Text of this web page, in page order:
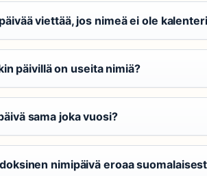
viettää, jos nimeä ei ole
päivillä on useita nimiä?
sama joka vuosi?
nimipäivä eroaa